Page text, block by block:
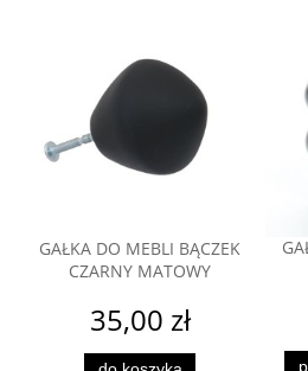
GAŁKA DO MEBLI BĄCZEK
CZARNY MATOWY
35,00 zł